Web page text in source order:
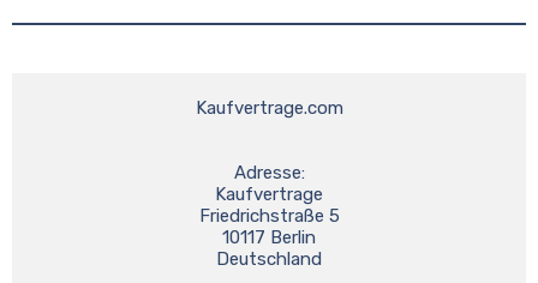
Kaufvertrage.com
Adresse:
Kaufvertrage
Friedrichstraße 5
10117 Berlin
Deutschland